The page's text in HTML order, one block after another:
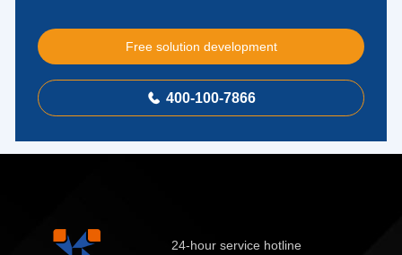
Free solution development
 400-100-7866
24-hour service hotline